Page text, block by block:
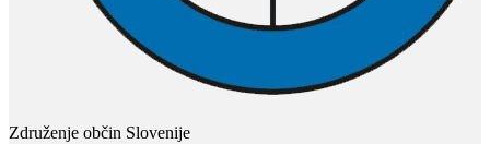
Združenje občin Slovenije